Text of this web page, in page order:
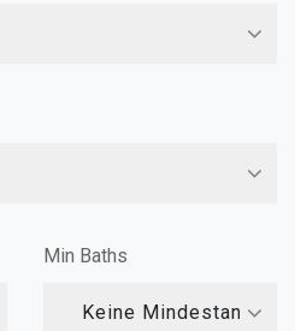
Min Baths
Keine Mindestanzahl